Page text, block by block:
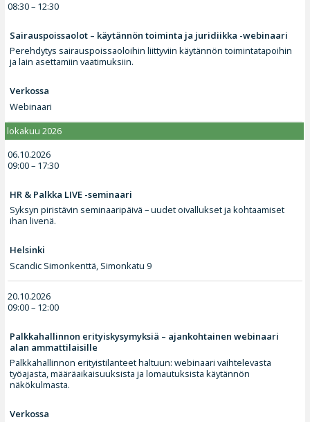
08:30 – 12:30
Sairauspoissaolot – käytännön toiminta ja juridiikka -webinaari
Perehdytys sairauspoissaoloihin liittyviin käytännön toimintatapoihin
ja lain asettamiin vaatimuksiin.
Verkossa
Webinaari
lokakuu 2026
06.10.2026
09:00 – 17:30
HR & Palkka LIVE -seminaari
Syksyn piristävin seminaaripäivä – uudet oivallukset ja kohtaamiset
ihan livenä.
Helsinki
Scandic Simonkenttä, Simonkatu 9
20.10.2026
09:00 – 12:00
Palkkahallinnon erityiskysymyksiä – ajankohtainen webinaari
alan ammattilaisille
Palkkahallinnon erityistilanteet haltuun: webinaari vaihtelevasta
työajasta, määräaikaisuuksista ja lomautuksista käytännön
näkökulmasta.
Verkossa